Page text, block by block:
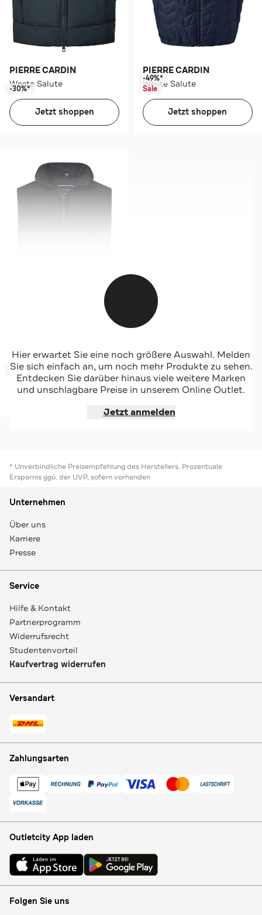
PIERRE CARDIN
Weste Salute
-30%*
Jetzt shoppen
PIERRE CARDIN
Weste Salute
-49%*
Sale
Jetzt shoppen
PIERRE CARDIN
Weste Schwarz
-30%*
Jetzt shoppen
Hier erwartet Sie eine noch größere Auswahl. Melden
Sie sich einfach an, um noch mehr Produkte zu sehen.
Entdecken Sie darüber hinaus viele weitere Marken
und unschlagbare Preise in unserem Online Outlet.
Jetzt anmelden
* Unverbindliche Preisempfehlung des Herstellers. Prozentuale
Ersparnis ggü. der UVP, sofern vorhanden
Unternehmen
Über uns
Karriere
Presse
Service
Hilfe & Kontakt
Partnerprogramm
Widerrufsrecht
Studentenvorteil
Kaufvertrag widerrufen
Versandart
Zahlungsarten
Outletcity App laden
Folgen Sie uns